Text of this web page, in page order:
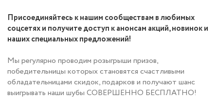
Присоединяйтесь к нашим сообществам в любимых
соцсетях и получите доступ к анонсам акций, новинок и
наших специальных предложений!
Мы регулярно проводим розыгрыши призов,
победительницы которых становятся счастливыми
обладательницами скидок, подарков и получают шанс
выигрывать наши шубы СОВЕРШЕННО БЕСПЛАТНО!